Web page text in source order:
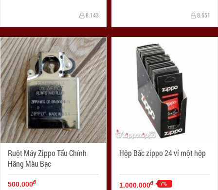
8.143 8.651
Ruột Máy Zippo Tẩu Chính
Hãng Màu Bạc
500.000đ
Hộp Bấc zippo 24 vỉ một hộp
1.000.000đ -7%